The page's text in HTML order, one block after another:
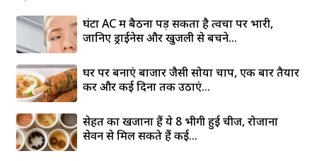
घंटों AC में बैठना पड़ सकता है त्वचा पर भारी,
जानिए ड्राईनेस और खुजली से बचने...
घर पर बनाएं बाजार जैसी सोया चाप, एक बार तैयार
करें और कई दिनों तक उठाएं...
सेहत का खजाना हैं ये 8 भीगी हुई चीजें, रोजाना
सेवन से मिल सकते हैं कई...